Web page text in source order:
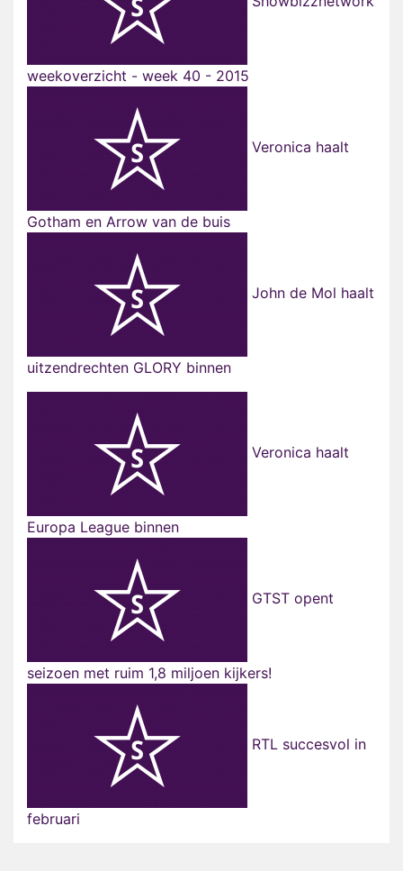
weekoverzicht - week 40 - 2015
Veronica haalt
Gotham en Arrow van de buis
John de Mol haalt
uitzendrechten GLORY binnen
Veronica haalt
Europa League binnen
GTST opent
seizoen met ruim 1,8 miljoen kijkers!
RTL succesvol in
februari